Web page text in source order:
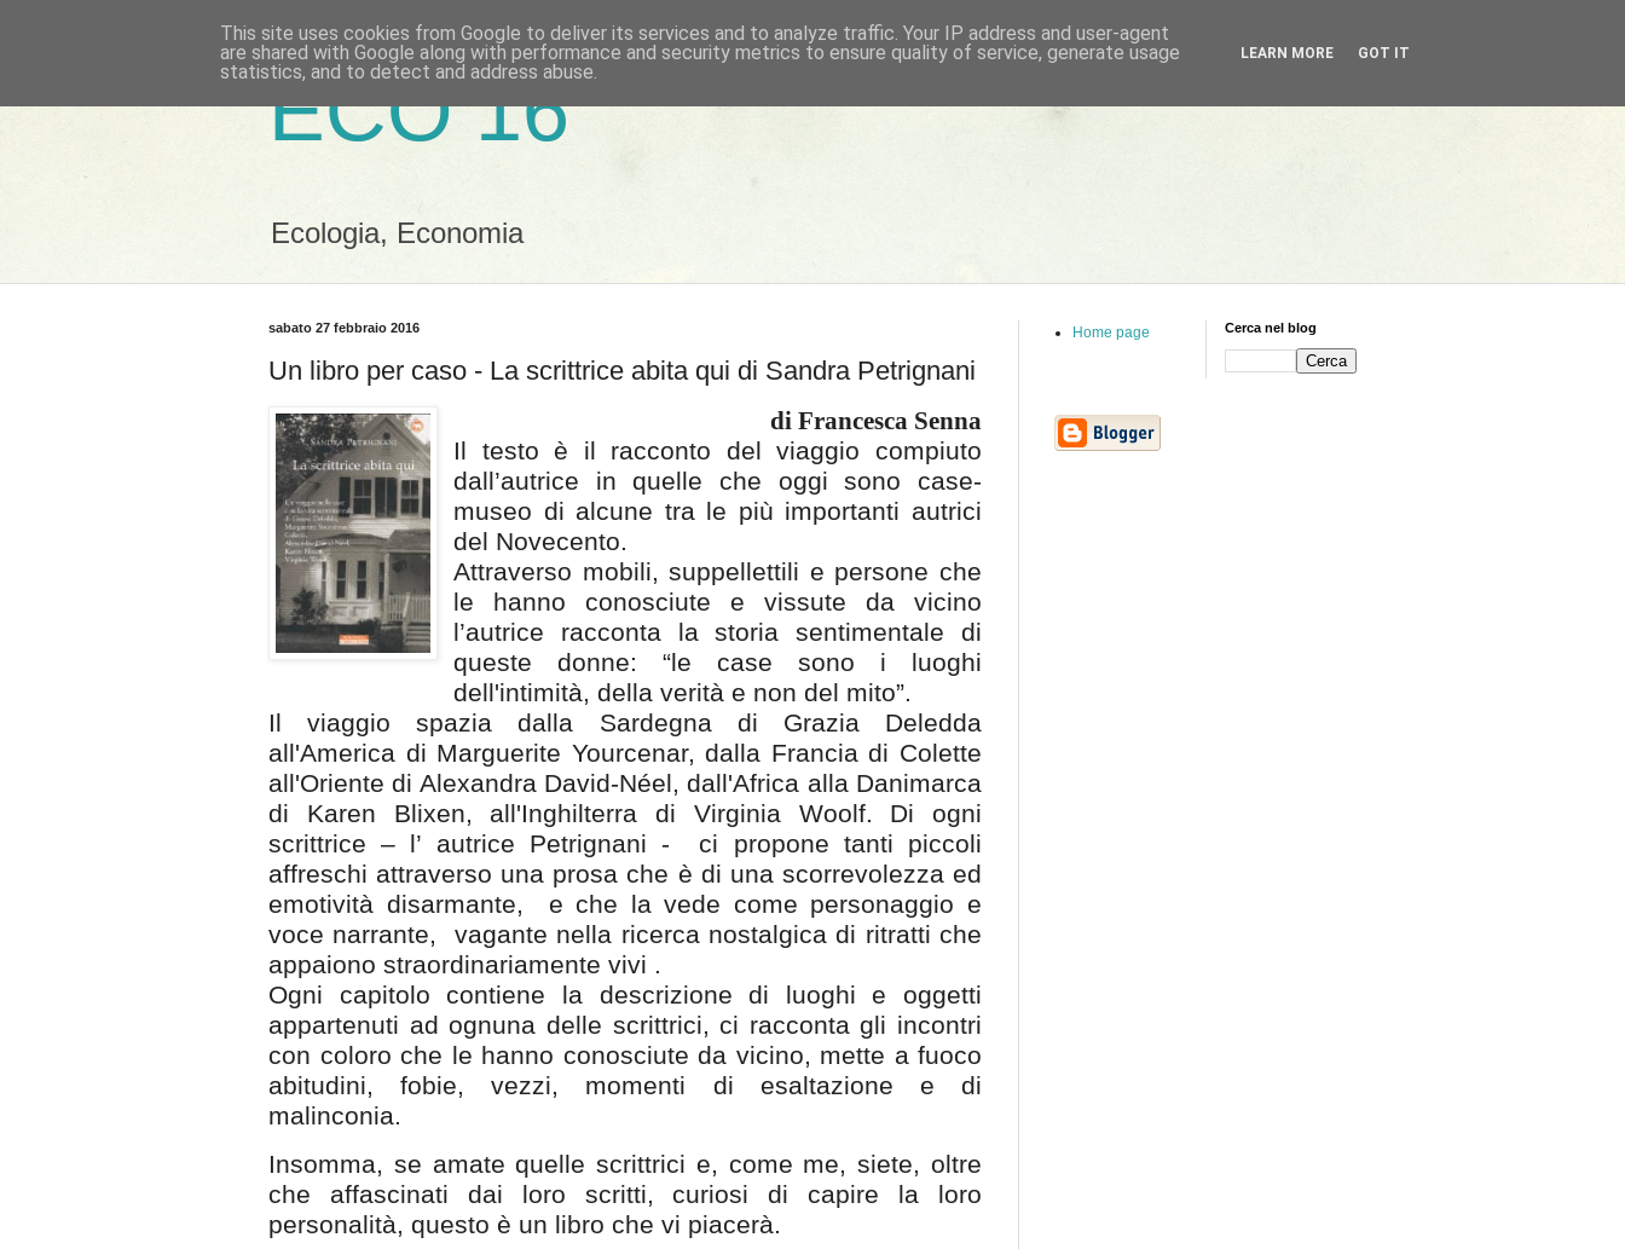
ECO 16
Ecologia, Economia
sabato 27 febbraio 2016
Un libro per caso - La scrittrice abita qui di Sandra Petrignani
di Francesca Senna
Il testo è il racconto del viaggio compiuto
dall’autrice in quelle che oggi sono case-
museo di alcune tra le più importanti autrici
del Novecento.
Attraverso mobili, suppellettili e persone che
le hanno conosciute e vissute da vicino
l’autrice racconta la storia sentimentale di
queste donne: “le case sono i luoghi
dell'intimità, della verità e non del mito”.
Il viaggio spazia dalla Sardegna di Grazia Deledda
all'America di Marguerite Yourcenar, dalla Francia di Colette
all'Oriente di Alexandra David-Néel, dall'Africa alla Danimarca
di Karen Blixen, all'Inghilterra di Virginia Woolf. Di ogni
scrittrice – l’ autrice Petrignani -
ci propone tanti piccoli
affreschi attraverso una prosa che è di una scorrevolezza ed
emotività disarmante,
e che la vede come personaggio e
voce narrante,
vagante nella ricerca nostalgica di ritratti che
appaiono straordinariamente vivi .
Ogni capitolo contiene la descrizione di luoghi e oggetti
appartenuti ad ognuna delle scrittrici, ci racconta gli incontri
con coloro che le hanno conosciute da vicino, mette a fuoco
abitudini, fobie, vezzi, momenti di esaltazione e di
malinconia.
Insomma, se amate quelle scrittrici e, come me, siete, oltre
che affascinati dai loro scritti, curiosi di capire la loro
personalità, questo è un libro che vi piacerà.
Home page Cerca nel blog
This site uses cookies from Google to deliver its services and to analyze traffic. Your IP address and user-agent
are shared with Google along with performance and security metrics to ensure quality of service, generate usage
statistics, and to detect and address abuse.
LEARN MORE GOT IT